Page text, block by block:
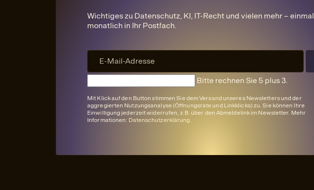
Wichtiges zu Datenschutz, KI, IT-Recht und vielen mehr – einmal
monatlich in Ihr Postfach.
Bitte rechnen Sie 5 plus 3.
Mit Klick auf den Button stimmen Sie dem Versand unseres Newsletters und der
aggregierten Nutzungsanalyse (Öffnungsrate und Linkklicks) zu. Sie können Ihre
Einwilligung jederzeit widerrufen, z.B. über den Abmeldelink im Newsletter. Mehr
Informationen: Datenschutzerklärung .